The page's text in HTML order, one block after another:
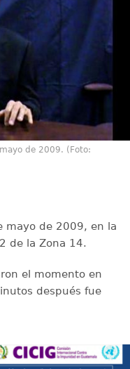
de 2009. (Foto:
mayo de 2009, en la
de la Zona 14.
el momento en
después fue